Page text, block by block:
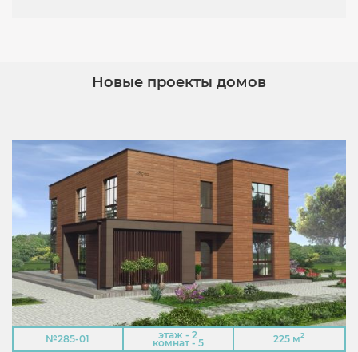
Новые проекты домов
№285-01 этаж - 2
комнат - 5 225 м2